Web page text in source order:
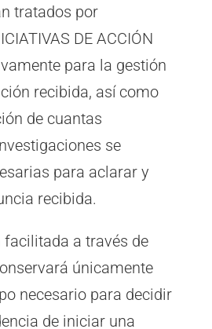
tratados por
DE ACCIÓN
para la gestión
recibida, así como
de cuantas
se
para aclarar y
recibida.
a través de
únicamente
necesario para decidir
de iniciar una